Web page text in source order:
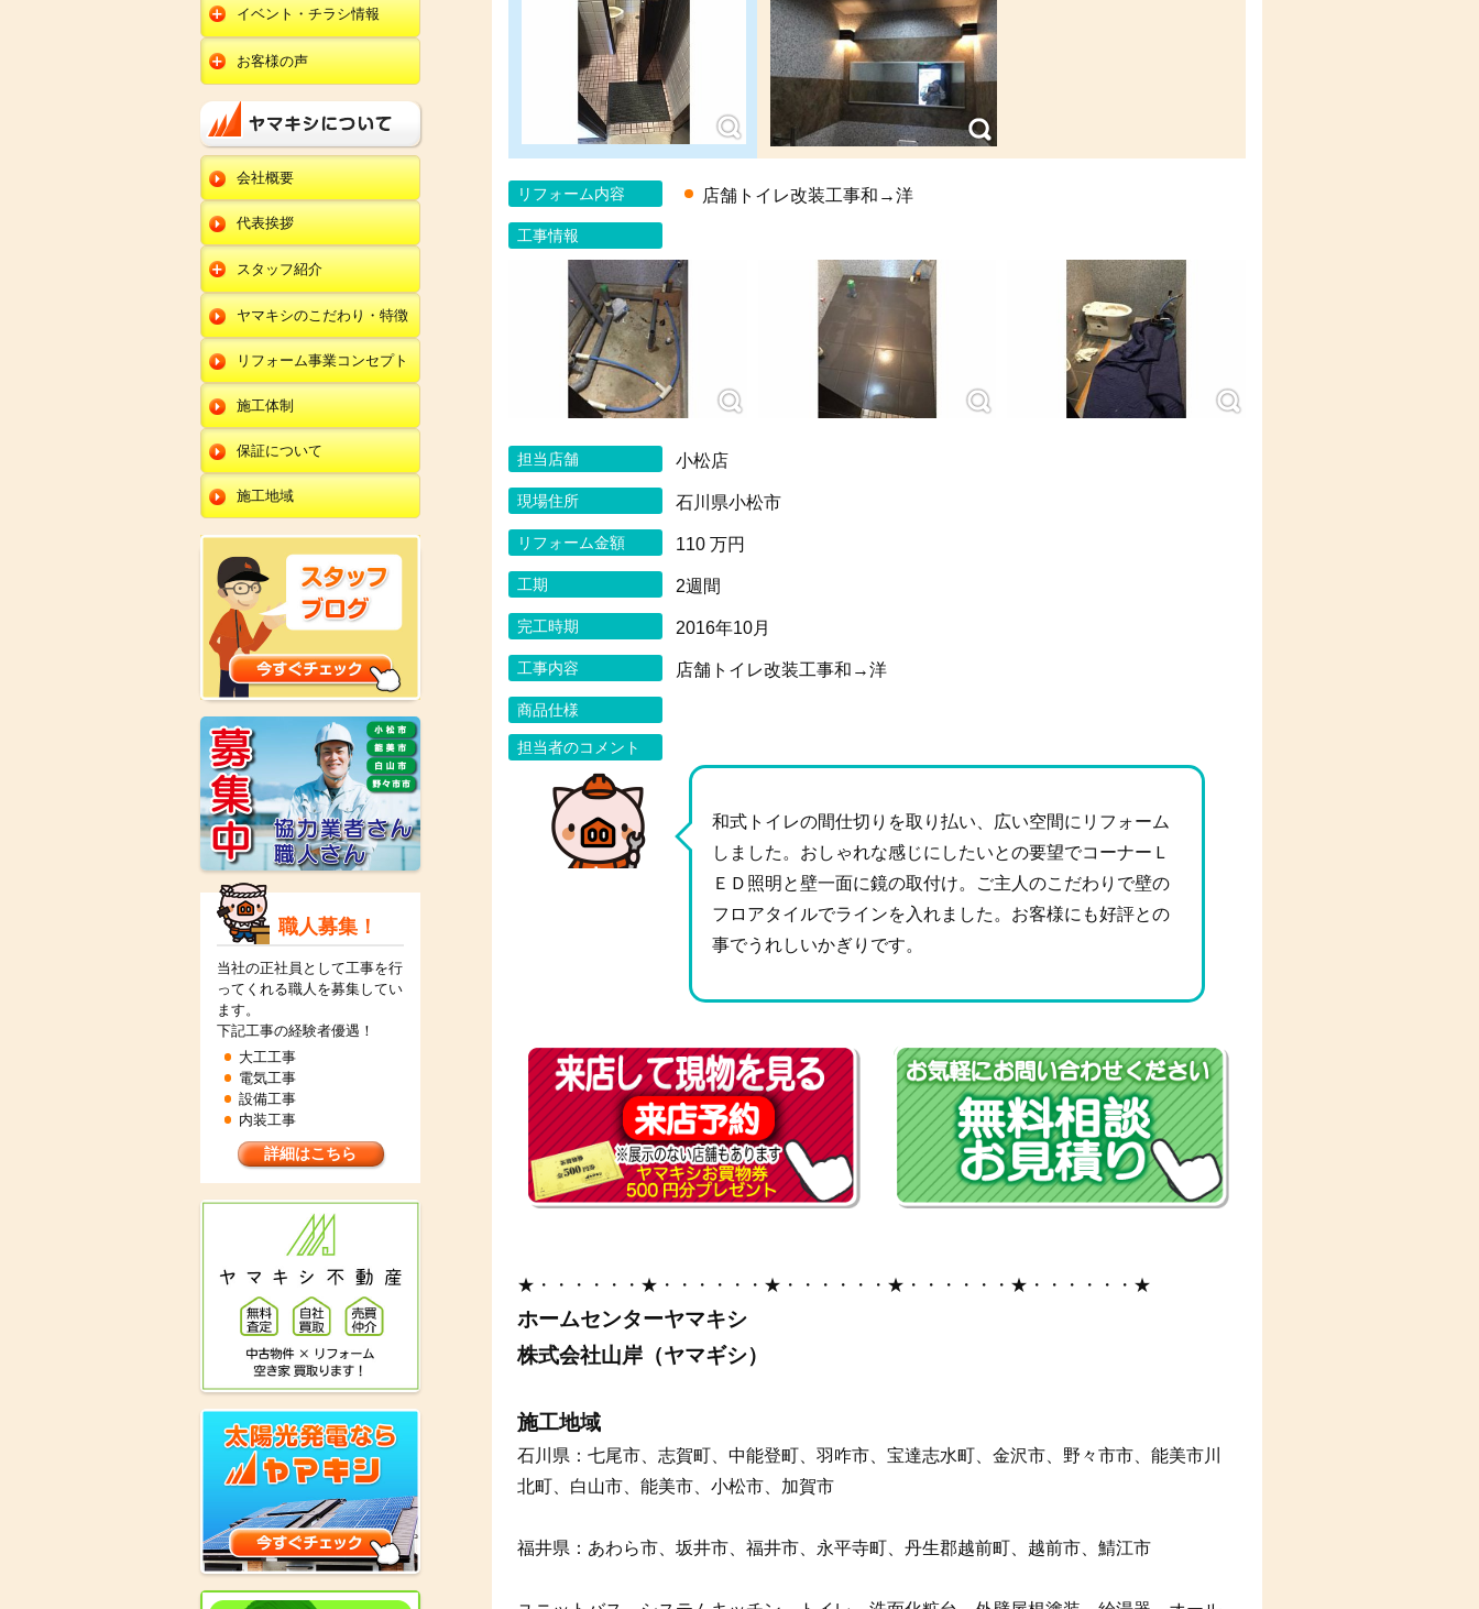
リフォーム内容 店舗トイレ改装工事和→洋
工事情報
担当店舗 小松店
現場住所 石川県小松市
リフォーム金額 110 万円
工期 2週間
完工時期 2016年10月
工事内容 店舗トイレ改装工事和→洋
商品仕様
担当者のコメント
和式トイレの間仕切りを取り払い、広い空間にリフォーム
しました。おしゃれな感じにしたいとの要望でコーナーＬ
ＥＤ照明と壁一面に鏡の取付け。ご主人のこだわりで壁の
フロアタイルでラインを入れました。お客様にも好評との
事でうれしいかぎりです。
★・・・・・・★・・・・・・★・・・・・・★・・・・・・★・・・・・・★
ホームセンターヤマキシ
株式会社山岸（ヤマギシ）
施工地域
石川県：七尾市、志賀町、中能登町、羽咋市、宝達志水町、金沢市、野々市市、能美市川
北町、白山市、能美市、小松市、加賀市
福井県：あわら市、坂井市、福井市、永平寺町、丹生郡越前町、越前市、鯖江市
エクステリア
外壁塗装・外装工事
改装・内装リフォー
ム
修理・小工事
全面リフォーム
金沢野々市店
川北店
小松店
新加賀店
金津店
朝日店
羽咋店
金沢田上店
イベント・チラシ情報
田鶴浜店
金沢野々市店
小松店
新加賀店
金津店
朝日店
羽咋店
金沢田上店
お客様の声
キッチン
ユニットバス
トイレ
洗面化粧台
オール電化・給湯器
エクステリア
外壁塗装・外壁工事
改装・内装リフォー
ム
修理・小工事
全面リフォーム
会社概要
代表挨拶
スタッフ紹介
本部
田鶴浜店
金沢野々市店
川北店
小松店
新加賀店
金津店
朝日店
羽咋店
金沢田上店
ヤマキシのこだわり・特徴
リフォーム事業コンセプト
施工体制
保証について
施工地域
職人募集！
当社の正社員として工事を行
ってくれる職人を募集してい
ます。
下記工事の経験者優遇！
大工工事
電気工事
設備工事
内装工事
詳細はこちら